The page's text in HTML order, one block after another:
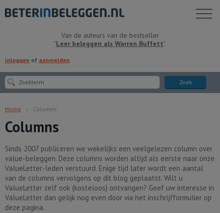
Van de auteurs van de bestseller
"Leer beleggen als Warren Buffett".
Inloggen of aanmelden
Zoek
Toon
Home Columns
Columns
Sinds 2007 publiceren we wekelijks een veelgelezen column over
value-beleggen. Deze columns worden altijd als eerste naar onze
ValueLetter-leden verstuurd. Enige tijd later wordt een aantal
van de columns vervolgens op dit blog geplaatst. Wilt u
ValueLetter zelf ook (kosteloos) ontvangen? Geef uw interesse in
ValueLetter dan gelijk nog even door via het inschrijfformulier op
deze pagina.